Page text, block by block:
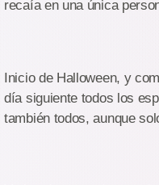
recaía en una única
Inicio de Halloween, y
día siguiente todos los
también todos, aunque